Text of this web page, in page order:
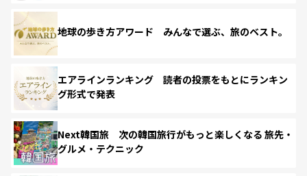
地球の歩き方アワード みんなで選ぶ、旅のベスト。
エアラインランキング 読者の投票をもとにランキン
グ形式で発表
Next韓国旅 次の韓国旅行がもっと楽しくなる 旅先・
グルメ・テクニック